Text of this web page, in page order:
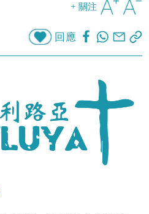
+ 關注
回應